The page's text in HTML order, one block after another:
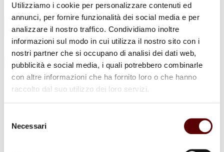
Utilizziamo i cookie per personalizzare contenuti ed
annunci, per fornire funzionalità dei social media e per
analizzare il nostro traffico. Condividiamo inoltre
informazioni sul modo in cui utilizza il nostro sito con i
nostri partner che si occupano di analisi dei dati web,
pubblicità e social media, i quali potrebbero combinarle
con altre informazioni che ha fornito loro o che hanno
raccolto dal suo utilizzo dei loro servizi.
delNecessari
Info e Contatti
Cerca
per:
Gaetano Lenzi
15 Settembre 1947 - 29 Marzo 2026
Condividi